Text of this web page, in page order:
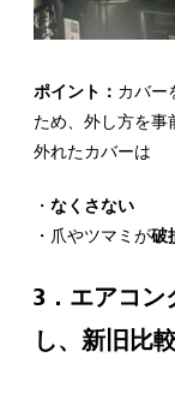
ポイント： カバー
ため、外し方を事
外れたカバーは
・ なくさない
・爪やツマミが破
3．エアコン
し、新旧比